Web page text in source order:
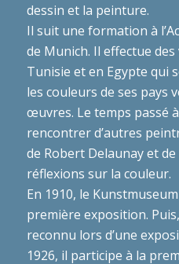
dessin et la peinture.
Il suit une formation à
de Munich. Il effectue
Tunisie et en Egypte qui
les couleurs de ses pays
œuvres. Le temps passé
rencontrer d’autres
de Robert Delaunay et
réflexions sur la couleur.
En 1910, le
première exposition.
reconnu lors d’une
1926, il participe à la